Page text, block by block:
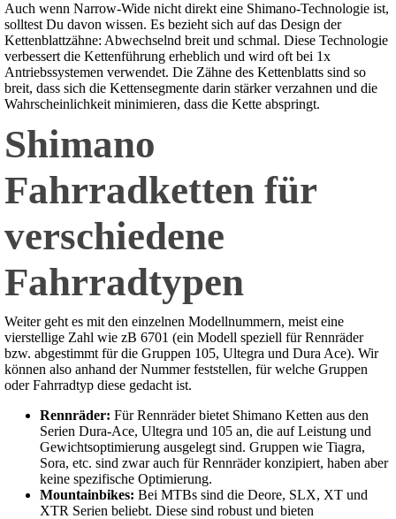
Auch wenn Narrow-Wide nicht direkt eine Shimano-Technologie ist,
solltest Du davon wissen. Es bezieht sich auf das Design der
Kettenblattzähne: Abwechselnd breit und schmal. Diese Technologie
verbessert die Kettenführung erheblich und wird oft bei 1x
Antriebssystemen verwendet. Die Zähne des Kettenblatts sind so
breit, dass sich die Kettensegmente darin stärker verzahnen und die
Wahrscheinlichkeit minimieren, dass die Kette abspringt.
Shimano
Fahrradketten für
verschiedene
Fahrradtypen
Weiter geht es mit den einzelnen Modellnummern, meist eine
vierstellige Zahl wie zB 6701 (ein Modell speziell für Rennräder
bzw. abgestimmt für die Gruppen 105, Ultegra und Dura Ace). Wir
können also anhand der Nummer feststellen, für welche Gruppen
oder Fahrradtyp diese gedacht ist.
Rennräder: Für Rennräder bietet Shimano Ketten aus den
Serien Dura-Ace, Ultegra und 105 an, die auf Leistung und
Gewichtsoptimierung ausgelegt sind. Gruppen wie Tiagra,
Sora, etc. sind zwar auch für Rennräder konzipiert, haben aber
keine spezifische Optimierung.
Mountainbikes: Bei MTBs sind die Deore, SLX, XT und
XTR Serien beliebt. Diese sind robust und bieten